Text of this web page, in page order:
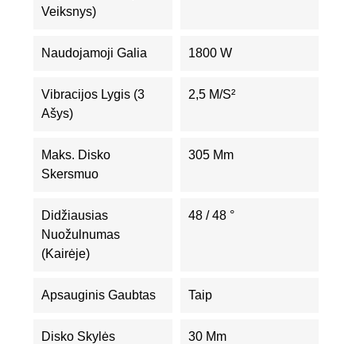
Veiksnys)
Naudojamoji Galia 1800 W
Vibracijos Lygis (3
Ašys)
2,5 M/s²
Maks. Disko
Skersmuo
305 Mm
Didžiausias
Nuožulnumas
(kairėje)
48 / 48 °
Apsauginis Gaubtas Taip
Disko Skylės 30 Mm